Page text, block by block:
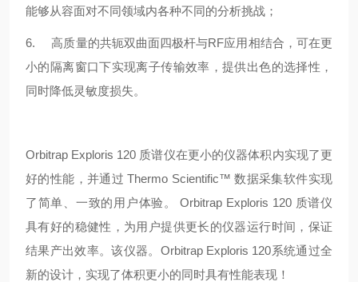
能够从容面对不同领域内各种不同的分析挑战；
6. 高质量的共轭双曲面四极杆与RF应用相结合，可在更
小的隔离窗口下实现离子传输效率，提供出色的选择性，
同时降低灵敏度损失。
Orbitrap Exploris 120 质谱仪在更小的仪器体积内实现了更
好的性能，并通过 Thermo Scientific™ 数据采集软件实现
了简单、一致的用户体验。 Orbitrap Exploris 120 质谱仪
具有好的稳健性，为用户提供更长的仪器运行时间，保证
结果产出效率。该仪器。Orbitrap Exploris 120系统通过全
新的设计，实现了体积更小的同时具有性能表现！